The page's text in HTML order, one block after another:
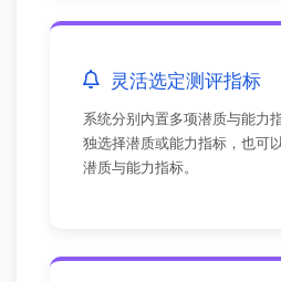
灵活选定测评指标
系统分别内置多项潜质与能力
独选择潜质或能力指标，也可
潜质与能力指标。